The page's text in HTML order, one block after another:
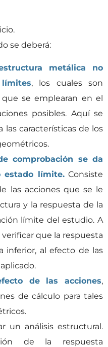
se deberá:
metálica no
, los cuales son
se emplearan en el
posibles. Aquí se
características de los
comprobación se da
estado límite.Consiste
las acciones que se le
y la respuesta de la
límite del estudio. A
que la respuesta
inferior, al efecto de las
de las acciones,
de cálculo para tales
un análisis estructural.
de la respuesta